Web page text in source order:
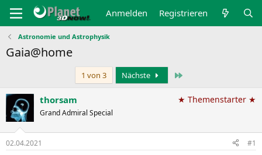
Anmelden Registrieren
Astronomie und Astrophysik
Gaia@home
1 von 3 Nächste
thorsam
Grand Admiral Special
★ Themenstarter ★
02.04.2021 #1